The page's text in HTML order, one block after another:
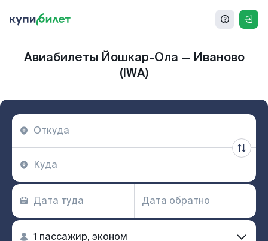
Авиабилеты Йошкар-Ола — Иваново
(IWA)